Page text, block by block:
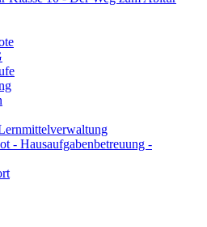
- Hausaufgabenbetreuung -